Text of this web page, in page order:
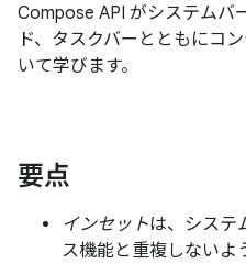
Compose API がシステムバ
ド、タスクバーとともにコ
いて学びます。
要点
インセットは、システ
ス機能と重複しないよ